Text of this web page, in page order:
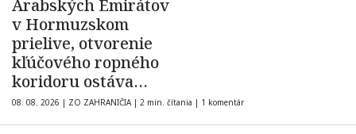
Arabských Emirátov
v Hormuzskom
prielive, otvorenie
kľúčového ropného
koridoru ostáva
neisté
08. 08. 2026 | ZO ZAHRANIČIA | 2 min. čítania | 1 komentár